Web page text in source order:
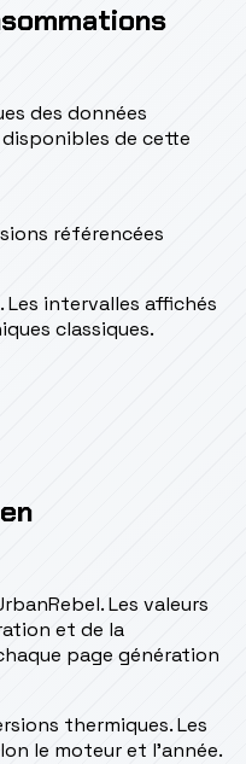
des données
de cette
référencées
Les intervalles affichés
classiques.
Les valeurs
et de la
page génération
thermiques. Les
le moteur et l’année.